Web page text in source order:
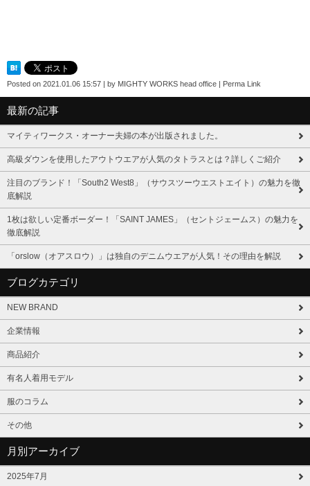
Posted on 2021.01.06 15:57 | by MIGHTY WORKS head office | Perma Link
最新の記事
マイティワークス・オーナー夫婦の本が出版されました。
高級ダウンを使用したアウトウエアが人気のタトラスとは？詳しくご紹介
注目のブランド！「South2 West8」（サウスツーウエストエイト）の魅力を徹
底解説
1枚は欲しい定番ボーダー！「SAINT JAMES」（セントジェームス）の魅力を
徹底解説
「orslow（オアスロウ）」は独自のデニムウエアが人気！その理由を解説
ブログカテゴリ
NEW BRAND
企業情報
商品紹介
有名人着用モデル
服のコラム
その他
月別アーカイブ
2025年7月